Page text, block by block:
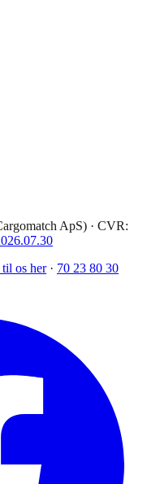
ApS) · CVR:
os her · 70 23 80 30